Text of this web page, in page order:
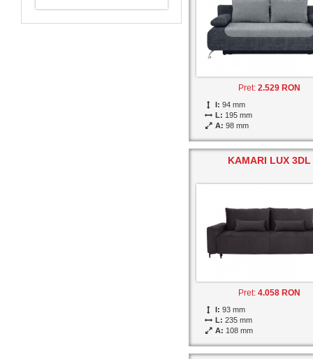
Pret:2.529 RON
I: 94 mm
L: 195 mm
A: 98 mm
KAMARI LUX 3DL
Pret:4.058 RON
I: 93 mm
L: 235 mm
A: 108 mm